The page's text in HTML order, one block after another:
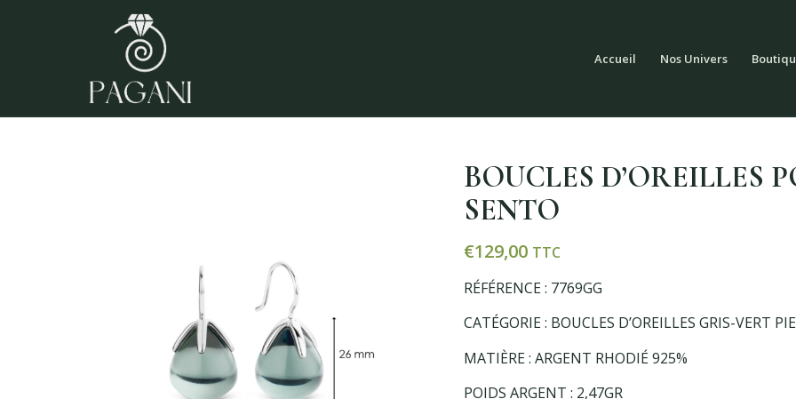
Accueil Nos Univers
BOUCLES D’OREILLES
SENTO
€129,00 TTC
RÉFÉRENCE : 7769GG
CATÉGORIE : BOUCLES D’OREILLES GRIS-VERT
MATIÈRE : ARGENT RHODIÉ 925%
POIDS ARGENT : 2,47GR